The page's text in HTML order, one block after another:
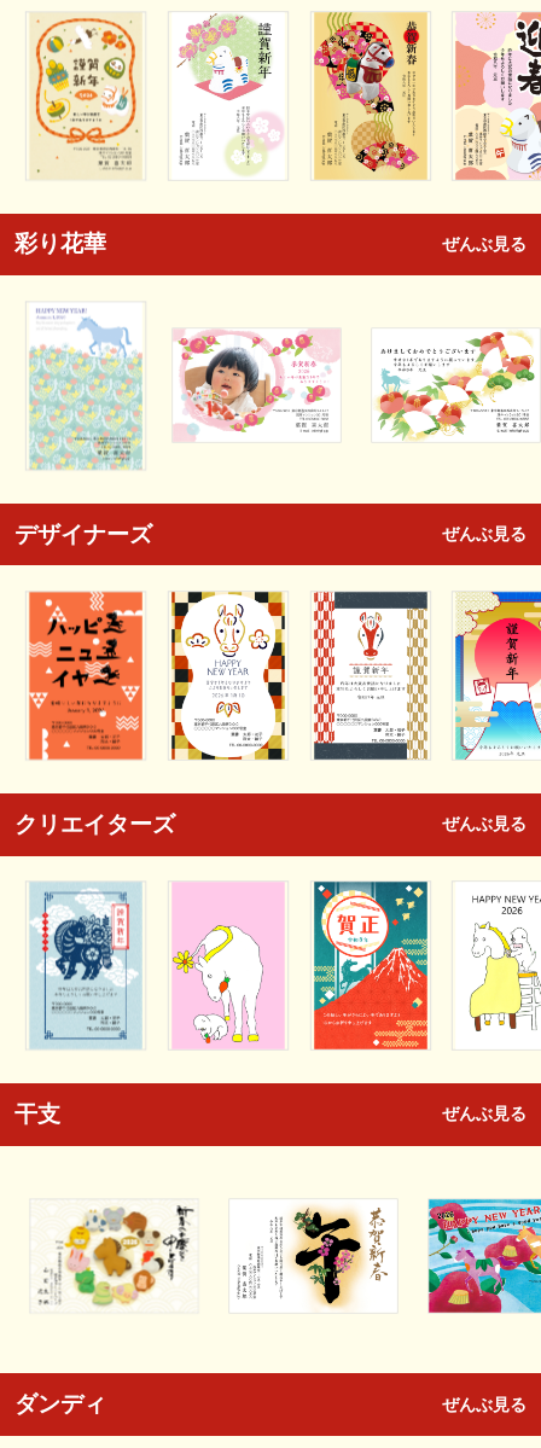
彩り花華 ぜんぶ見る
デザイナーズ ぜんぶ見る
クリエイターズ ぜんぶ見る
干支 ぜんぶ見る
ダンディ ぜんぶ見る